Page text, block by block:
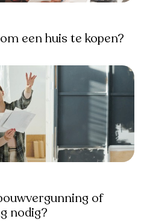
een huis te kopen?
of
nodig?